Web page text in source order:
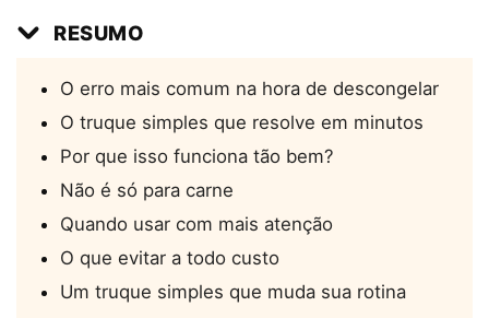
RESUMO
O erro mais comum na hora de descongelar
O truque simples que resolve em minutos
Por que isso funciona tão bem?
Não é só para carne
Quando usar com mais atenção
O que evitar a todo custo
Um truque simples que muda sua rotina